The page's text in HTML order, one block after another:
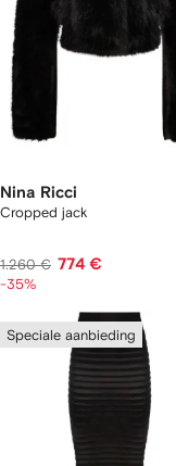
Nina Ricci
Cropped jack
1.260 € 774 €
-35%
Speciale aanbieding